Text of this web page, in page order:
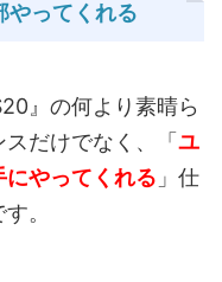
やってくれる
』の何より素晴ら
だけでなく、「 ユ
やってくれる 」仕
。